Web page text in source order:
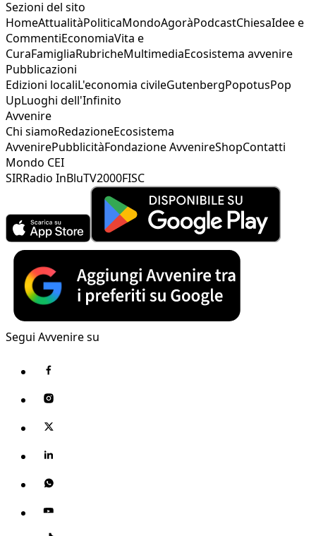
Sezioni del sito
HomeAttualitàPoliticaMondoAgoràPodcastChiesaIdee e
CommentiEconomiaVita e
CuraFamigliaRubricheMultimediaEcosistema avvenire
Pubblicazioni
Edizioni localiL'economia civileGutenbergPopotusPop
UpLuoghi dell'Infinito
Avvenire
Chi siamoRedazioneEcosistema
AvvenirePubblicitàFondazione AvvenireShopContatti
Mondo CEI
SIRRadio InBluTV2000FISC
Segui Avvenire su